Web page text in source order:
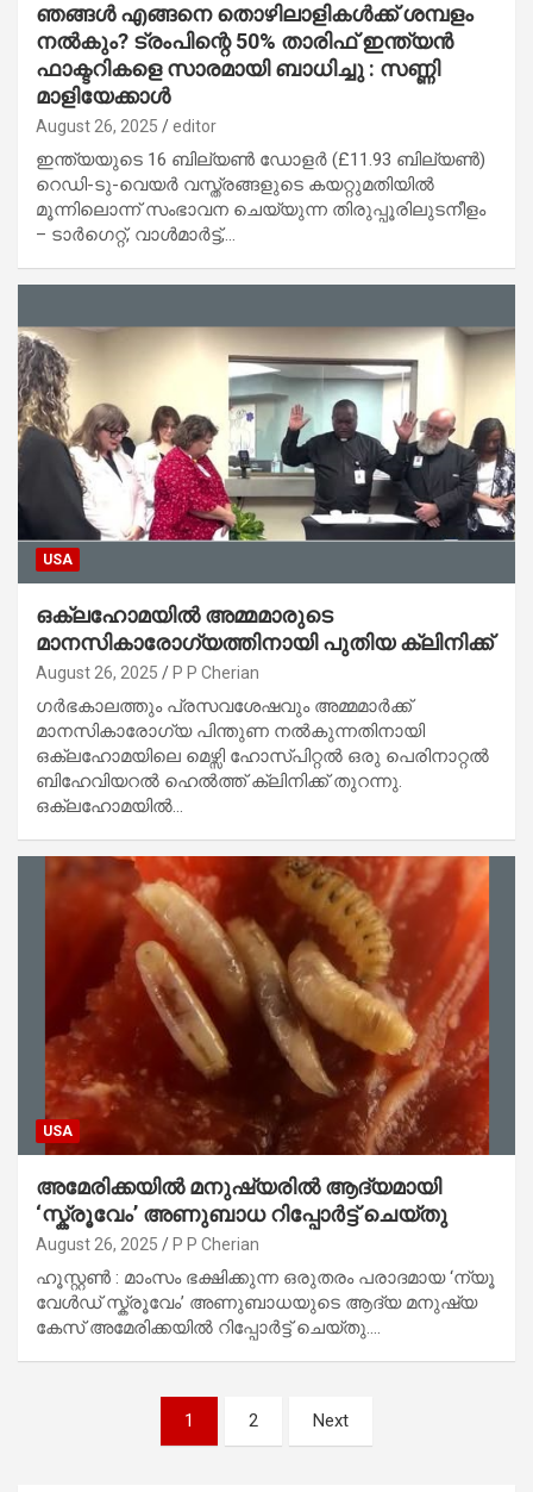
ഞങ്ങൾ എങ്ങനെ തൊഴിലാളികൾക്ക് ശമ്പളം
നൽകും? ട്രംപിന്റെ 50% താരിഫ് ഇന്ത്യൻ
ഫാക്ടറികളെ സാരമായി ബാധിച്ചു : സണ്ണി
മാളിയേക്കാൾ
August 26, 2025 editor
ഇന്ത്യയുടെ 16 ബില്യൺ ഡോളർ (£11.93 ബില്യൺ)
റെഡി-ടു-വെയർ വസ്ത്രങ്ങളുടെ കയറ്റുമതിയിൽ
മൂന്നിലൊന്ന് സംഭാവന ചെയ്യുന്ന തിരുപ്പൂരിലുടനീളം
– ടാർഗെറ്റ്, വാൾമാർട്ട്,…
USA
ഒക്‌ലഹോമയിൽ അമ്മമാരുടെ
മാനസികാരോഗ്യത്തിനായി പുതിയ ക്ലിനിക്ക്
August 26, 2025 P P Cherian
ഗർഭകാലത്തും പ്രസവശേഷവും അമ്മമാർക്ക്
മാനസികാരോഗ്യ പിന്തുണ നൽകുന്നതിനായി
ഒക്‌ലഹോമയിലെ മെഴ്സി ഹോസ്പിറ്റൽ ഒരു പെരിനാറ്റൽ
ബിഹേവിയറൽ ഹെൽത്ത് ക്ലിനിക്ക് തുറന്നു.
ഒക്‌ലഹോമയിൽ…
USA
അമേരിക്കയിൽ മനുഷ്യരിൽ ആദ്യമായി
‘സ്ക്രൂവേം’ അണുബാധ റിപ്പോർട്ട് ചെയ്തു
August 26, 2025 P P Cherian
ഹൂസ്റ്റൺ : മാംസം ഭക്ഷിക്കുന്ന ഒരുതരം പരാദമായ ‘ന്യൂ
വേൾഡ് സ്ക്രൂവേം’ അണുബാധയുടെ ആദ്യ മനുഷ്യ
കേസ് അമേരിക്കയിൽ റിപ്പോർട്ട് ചെയ്തു.…
1 2 Next